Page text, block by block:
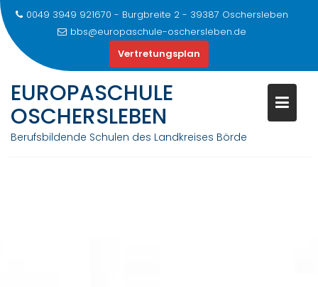
content
0049 3949 921670 - Burgbreite 2 - 39387 Oschersleben
bbs@europaschule-oschersleben.de
Vertretungsplan
EUROPASCHULE
OSCHERSLEBEN
Berufsbildende Schulen des Landkreises Börde